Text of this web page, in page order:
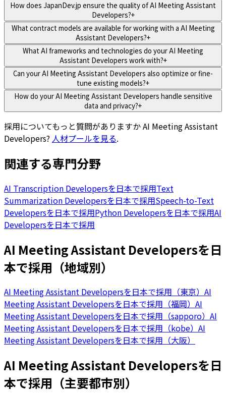
How does JapanDev.jp ensure the quality of AI Meeting Assistant
Developers?+
What contract models are available for working with a AI Meeting
Assistant Developers?+
What AI frameworks and technologies do your AI Meeting
Assistant Developers work with?+
Can your AI Meeting Assistant Developers also optimize or fine-
tune existing models?+
How do your AI Meeting Assistant Developers handle sensitive
data and privacy?+
採用についてもっと質問がありますかAI Meeting Assistant
Developers? 人材プールを見る.
関連する専門分野
AI Transcription Developersを日本で採用Text
Summarization Developersを日本で採用Speech-to-Text
Developersを日本で採用Python Developersを日本で採用AI
Developersを日本で採用
AI Meeting Assistant Developersを日
本で採用（地域別）
AI Meeting Assistant Developersを日本で採用（東京） AI
Meeting Assistant Developersを日本で採用（福岡） AI
Meeting Assistant Developersを日本で採用（sapporo） AI
Meeting Assistant Developersを日本で採用（kobe） AI
Meeting Assistant Developersを日本で採用（大阪）
AI Meeting Assistant Developersを日
本で採用（主要都市別）